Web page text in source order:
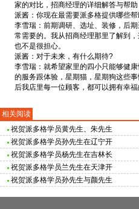
家的对比，招商经理的详细解答与帮助
派酱：你现在最需要派多格提供哪些
李雪瑞：前期调研、选址、装修，后
常需要的。我从招商经理那里了解到
也不是很担心。
派酱：对于未来，有什么期待?
李雪瑞：就希望家里的四小只能够健
的服务跟体验，星期猫，星期狗这些
后我店里每一位顾客，都可以拥有幸福
相关阅读
祝贺派多格学员黄先生、朱先生
祝贺派多格学员孙先生在辽宁开
祝贺派多格学员杨先生在吉林长
祝贺派多格学员兰先生在天津开
祝贺派多格学员孙先生与颜先生